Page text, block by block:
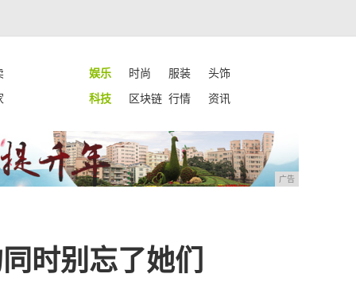
娱乐 时尚 服装
头饰
科技 区块链 行情 资讯
广告
时别忘了她们